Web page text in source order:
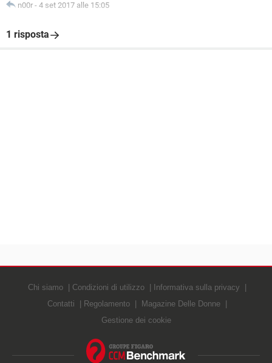
n00r - 4 set 2017 alle 15:05
1 risposta
Chi siamo Condizioni di utilizzo
Informativa sulla privacy
Contatti
Regolamento
Magazine Delle Donne
Gestione dei cookie